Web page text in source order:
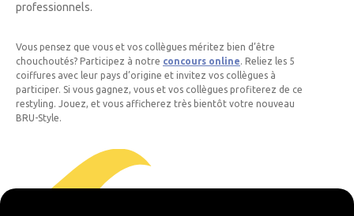
professionnels.
Vous pensez que vous et vos collègues méritez bien d’être
chouchoutés? Participez à notre concours online. Reliez les 5
coiffures avec leur pays d’origine et invitez vos collègues à
participer. Si vous gagnez, vous et vos collègues profiterez de ce
restyling. Jouez, et vous afficherez très bientôt votre nouveau
BRU-Style.